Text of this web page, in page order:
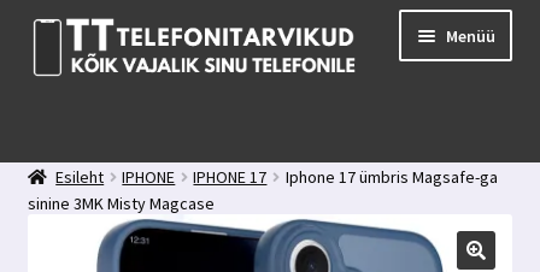
Liigu
navigeerimisele
Liigu
juurde
Menüü
Minu konto
Ostukorv
Esileht IPHONE IPHONE 17
Iphone 17 ümbris Magsafe-ga
sinine 3MK Misty Magcase